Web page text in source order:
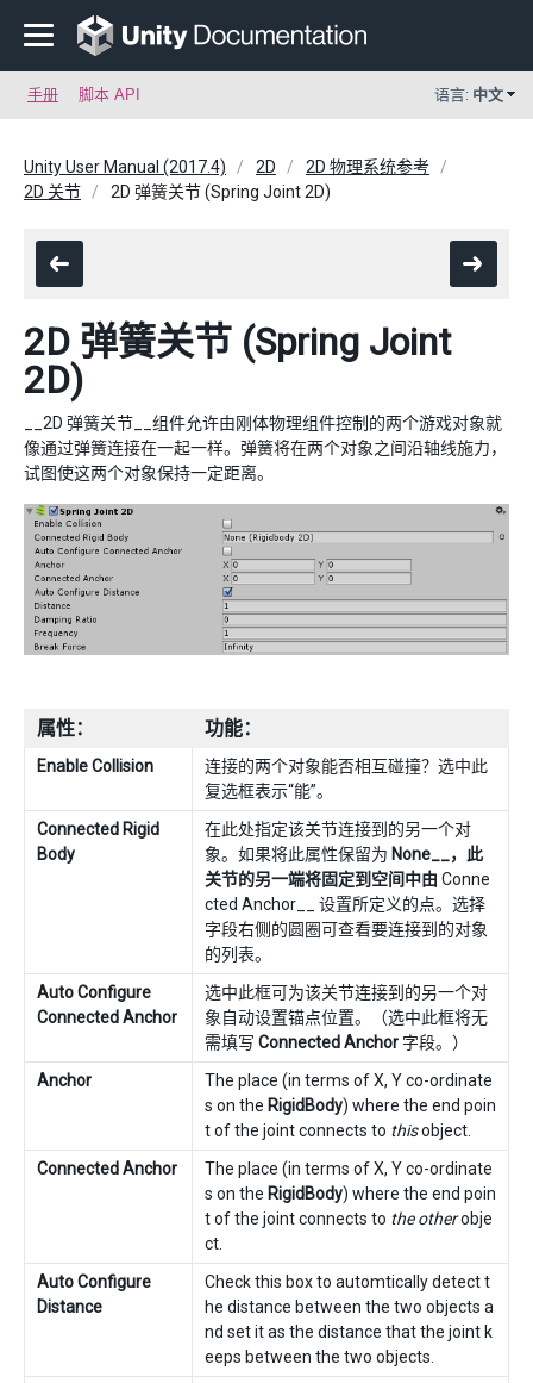
手册 脚本 API 语言: 中文
Unity User Manual (2017.4) 2D
2D 物理系统参考
2D 关节
2D 弹簧关节 (Spring Joint 2D)
2D 弹簧关节 (Spring Joint
2D)
__2D 弹簧关节__组件允许由刚体物理组件控制的两个游戏对象就
像通过弹簧连接在一起一样。弹簧将在两个对象之间沿轴线施力，
试图使这两个对象保持一定距离。
属性： 功能：
Enable Collision
连接的两个对象能否相互碰撞？选中此
复选框表示“能”。
Connected Rigid
Body
在此处指定该关节连接到的另一个对
象。如果将此属性保留为 None__，此
关节的另一端将固定到空间中由 Conne
cted Anchor__ 设置所定义的点。选择
字段右侧的圆圈可查看要连接到的对象
的列表。
Auto Configure
Connected Anchor
选中此框可为该关节连接到的另一个对
象自动设置锚点位置。（选中此框将无
需填写 Connected Anchor 字段。）
Anchor
The place (in terms of X, Y co-ordinate
s on the RigidBody) where the end poin
t of the joint connects to thisobject.
Connected Anchor
The place (in terms of X, Y co-ordinate
s on the RigidBody) where the end poin
t of the joint connects to the otherobje
ct.
Auto Configure
Distance
Check this box to automtically detect t
he distance between the two objects a
nd set it as the distance that the joint k
eeps between the two objects.